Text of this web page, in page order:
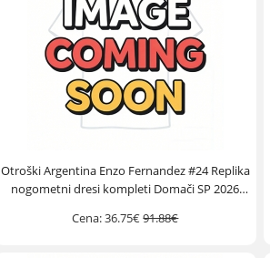
Otroški Argentina Enzo Fernandez #24 Replika
nogometni dresi kompleti Domači SP 2026
Cena:36.75€91.88€